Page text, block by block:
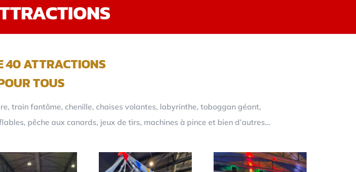
40 ATTRACTIONS
TOUS
train fantôme, chenille, chaises volantes, labyrinthe, toboggan géant,
pêche aux canards, jeux de tirs, machines à pince et bien d’autres…